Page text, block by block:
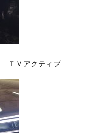
Ｖアクティブ